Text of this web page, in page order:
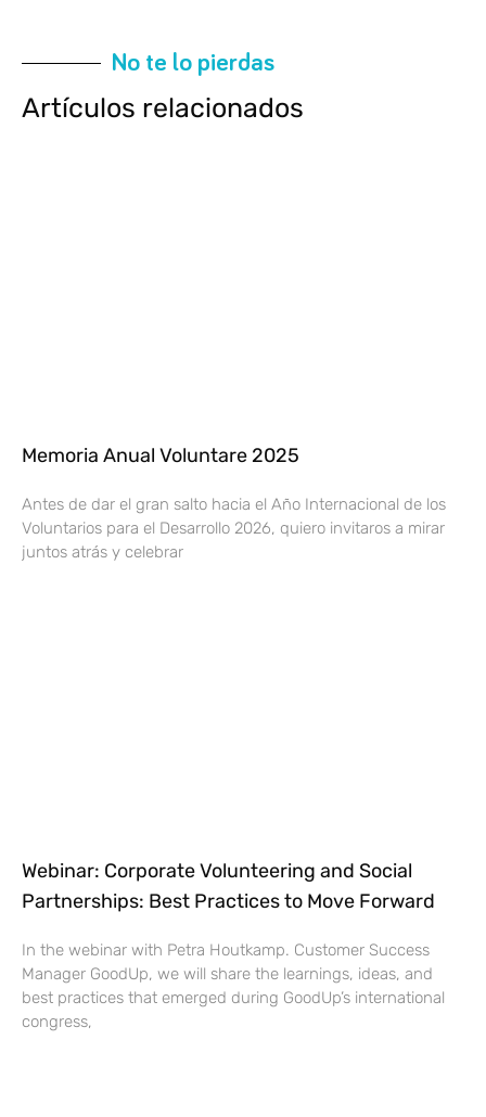
No te lo pierdas
Artículos relacionados
Memoria Anual Voluntare 2025
Antes de dar el gran salto hacia el Año Internacional de los
Voluntarios para el Desarrollo 2026, quiero invitaros a mirar
juntos atrás y celebrar
Webinar: Corporate Volunteering and Social
Partnerships: Best Practices to Move Forward
In the webinar with Petra Houtkamp. Customer Success
Manager GoodUp, we will share the learnings, ideas, and
best practices that emerged during GoodUp’s international
congress,